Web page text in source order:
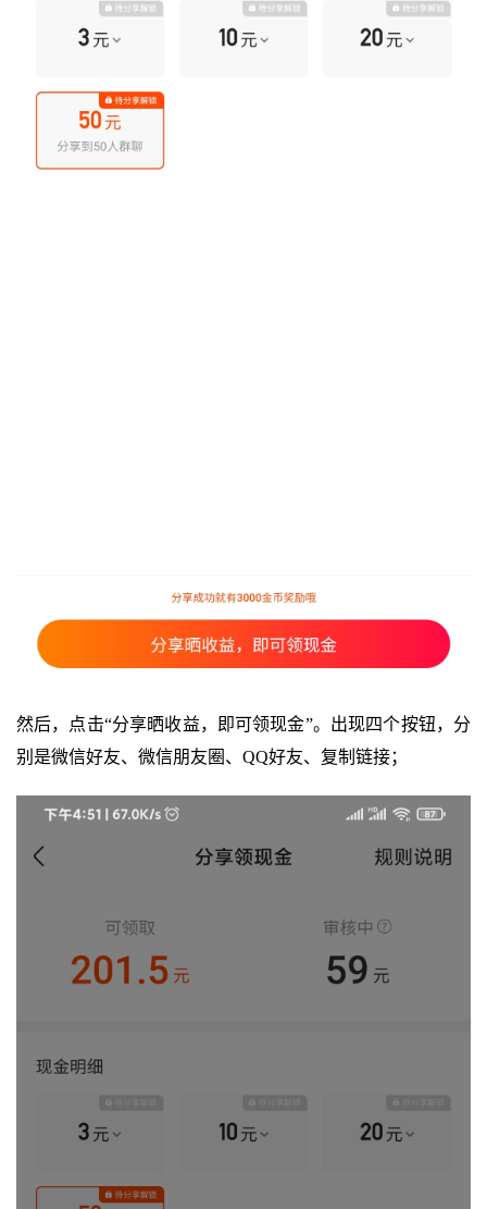
然后，点击“分享晒收益，即可领现金”。出现四个按钮，分
别是微信好友、微信朋友圈、QQ好友、复制链接；